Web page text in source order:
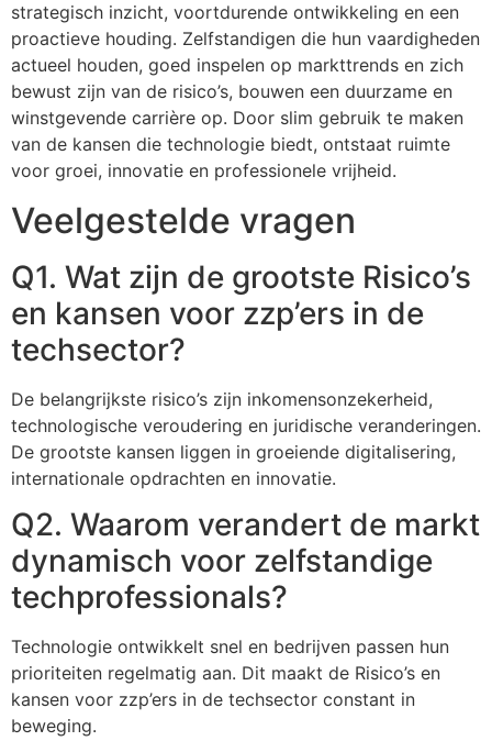
strategisch inzicht, voortdurende ontwikkeling en een
proactieve houding. Zelfstandigen die hun vaardigheden
actueel houden, goed inspelen op markttrends en zich
bewust zijn van de risico’s, bouwen een duurzame en
winstgevende carrière op. Door slim gebruik te maken
van de kansen die technologie biedt, ontstaat ruimte
voor groei, innovatie en professionele vrijheid.
Veelgestelde vragen
Q1. Wat zijn de grootste Risico’s
en kansen voor zzp’ers in de
techsector?
De belangrijkste risico’s zijn inkomensonzekerheid,
technologische veroudering en juridische veranderingen.
De grootste kansen liggen in groeiende digitalisering,
internationale opdrachten en innovatie.
Q2. Waarom verandert de markt
dynamisch voor zelfstandige
techprofessionals?
Technologie ontwikkelt snel en bedrijven passen hun
prioriteiten regelmatig aan. Dit maakt de Risico’s en
kansen voor zzp’ers in de techsector constant in
beweging.